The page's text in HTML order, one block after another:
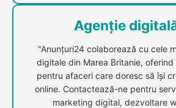
Agenție
"Anunțuri24 colaborează cu cele
digitale din Marea Britanie,
pentru afaceri care doresc să își
online. Contactează-ne pentru
marketing digital, dezvoltare